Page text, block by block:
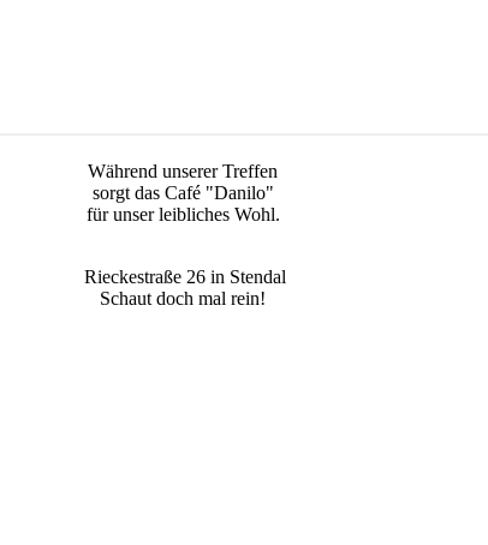
Während unserer Treffen
sorgt das Café "Danilo"
für unser leibliches Wohl.
Rieckestraße 26 in Stendal
Schaut doch mal rein!